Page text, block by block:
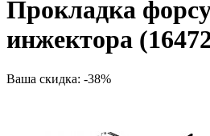
Прокладка
инжектора
Ваша скидка: -38%